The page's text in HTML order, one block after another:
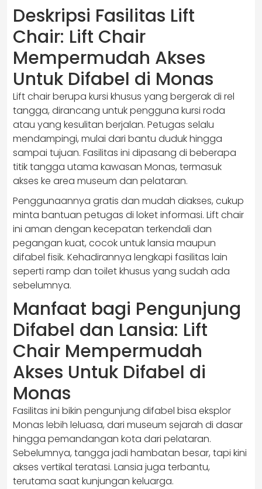
Deskripsi Fasilitas Lift
Chair: Lift Chair
Mempermudah Akses
Untuk Difabel di Monas
Lift chair berupa kursi khusus yang bergerak di rel
tangga, dirancang untuk pengguna kursi roda
atau yang kesulitan berjalan. Petugas selalu
mendampingi, mulai dari bantu duduk hingga
sampai tujuan. Fasilitas ini dipasang di beberapa
titik tangga utama kawasan Monas, termasuk
akses ke area museum dan pelataran.
Penggunaannya gratis dan mudah diakses, cukup
minta bantuan petugas di loket informasi. Lift chair
ini aman dengan kecepatan terkendali dan
pegangan kuat, cocok untuk lansia maupun
difabel fisik. Kehadirannya lengkapi fasilitas lain
seperti ramp dan toilet khusus yang sudah ada
sebelumnya.
Manfaat bagi Pengunjung
Difabel dan Lansia: Lift
Chair Mempermudah
Akses Untuk Difabel di
Monas
Fasilitas ini bikin pengunjung difabel bisa eksplor
Monas lebih leluasa, dari museum sejarah di dasar
hingga pemandangan kota dari pelataran.
Sebelumnya, tangga jadi hambatan besar, tapi kini
akses vertikal teratasi. Lansia juga terbantu,
terutama saat kunjungan keluarga.